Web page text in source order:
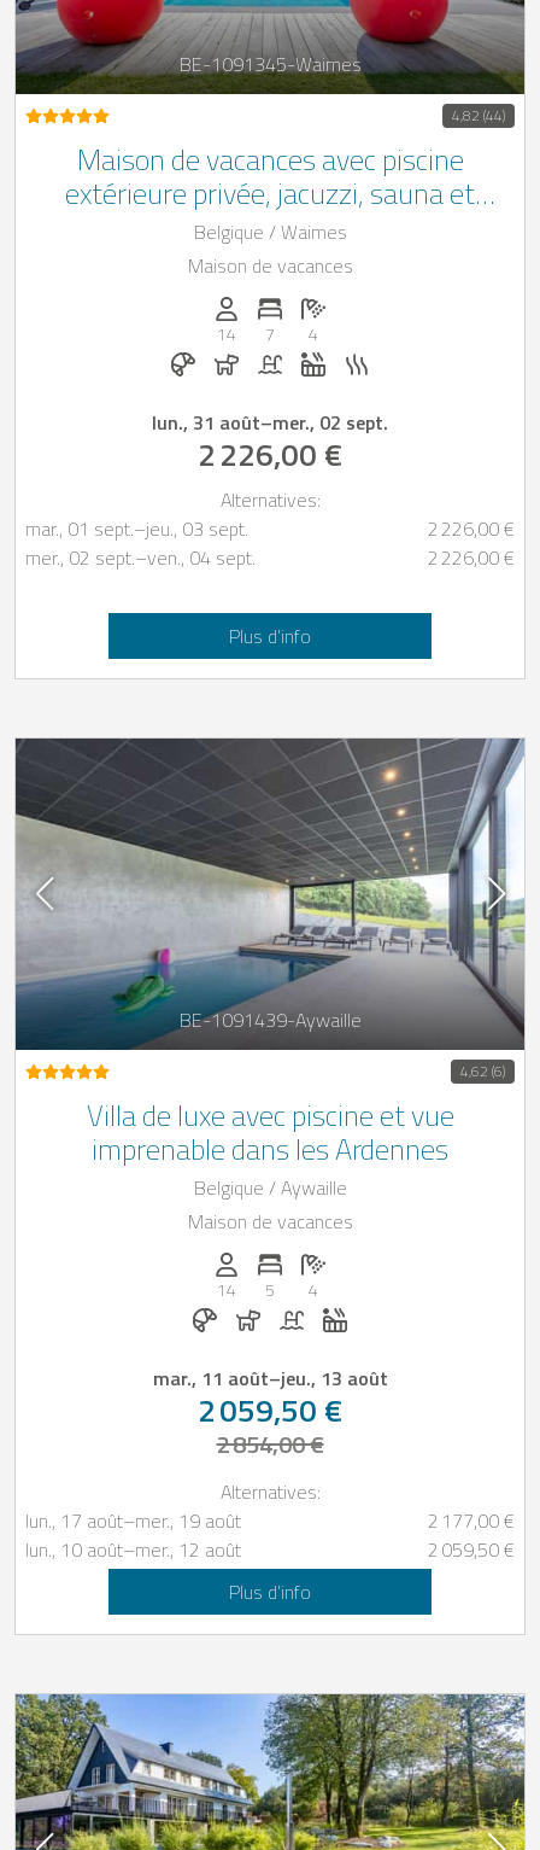
BE-1091345-Waimes
4,82 (44)
Maison de vacances avec piscine
extérieure privée, jacuzzi, sauna et
hammam à Waimes, au cœur des
Ardennes belges **Piscine ouverte du
01/06 au 30/09**.
Belgique / Waimes
Maison de vacances
Personnes (max): 14
14
Nombre de chambres: 7
7
Nombre de salles de bain: 4
4
Petit-déjeuner réservable chez Casapilot
Chiens autorisés
Piscine Jacuzzi
lun., 31 août–mer., 02 sept.
2 226,00 €
Alternatives:
mar., 01 sept.–jeu., 03 sept.
2 226,00 €
mer., 02 sept.–ven., 04 sept. 2 226,00 €
Plus d’info
BE-1091439-Aywaille
4,62 (6)
Villa de luxe avec piscine et vue
imprenable dans les Ardennes
Belgique / Aywaille
Maison de vacances
Personnes (max): 14
14
Nombre de chambres: 5
5
Nombre de salles de bain: 4
4
Petit-déjeuner réservable chez
Chiens autorisés
Piscine
mar., 11 août–jeu., 13 août
2 059,50 €
2 854,00 €
Alternatives:
lun., 17 août–mer., 19 août
2 177,00 €
lun., 10 août–mer., 12 août
2 059,50 €
Plus d’info